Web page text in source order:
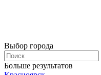
Выбор города
Больше результатов